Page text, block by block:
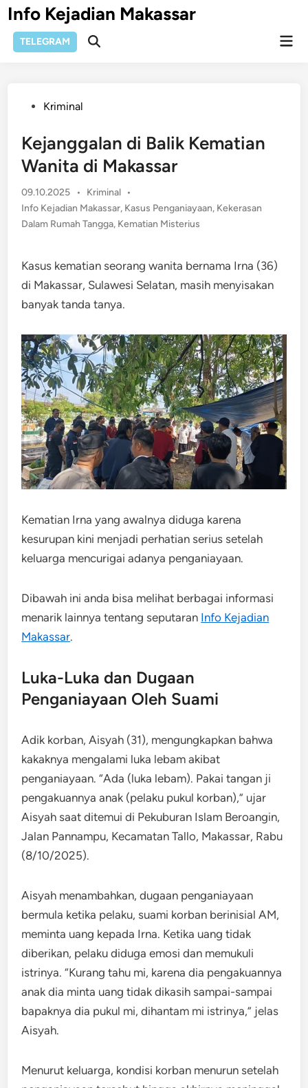
Skip
to
content
Info Kejadian Makassar
TELEGRAM
Open
PostedKriminal
Kejanggalan di Balik Kematian
Wanita di Makassar
09.10.2025 •
Posted
in
Kriminal •
Info Kejadian Makassar, Kasus Penganiayaan, Kekerasan
Dalam Rumah Tangga, Kematian Misterius
Kasus kematian seorang wanita bernama Irna (36)
di Makassar, Sulawesi Selatan, masih menyisakan
banyak tanda tanya.
Kematian Irna yang awalnya diduga karena
kesurupan kini menjadi perhatian serius setelah
keluarga mencurigai adanya penganiayaan.
Dibawah ini anda bisa melihat berbagai informasi
menarik lainnya tentang seputaran Info Kejadian
Makassar.
Luka-Luka dan Dugaan
Penganiayaan Oleh Suami
Adik korban, Aisyah (31), mengungkapkan bahwa
kakaknya mengalami luka lebam akibat
penganiayaan. “Ada (luka lebam). Pakai tangan ji
pengakuannya anak (pelaku pukul korban),” ujar
Aisyah saat ditemui di Pekuburan Islam Beroangin,
Jalan Pannampu, Kecamatan Tallo, Makassar, Rabu
(8/10/2025).
Aisyah menambahkan, dugaan penganiayaan
bermula ketika pelaku, suami korban berinisial AM,
meminta uang kepada Irna. Ketika uang tidak
diberikan, pelaku diduga emosi dan memukuli
istrinya. “Kurang tahu mi, karena dia pengakuannya
anak dia minta uang tidak dikasih sampai-sampai
bapaknya dia pukul mi, dihantam mi istrinya,” jelas
Aisyah.
Menurut keluarga, kondisi korban menurun setelah